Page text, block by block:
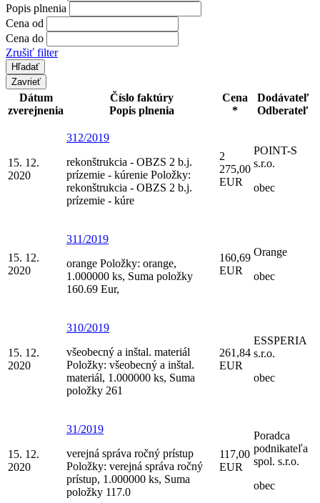
Popis plnenia
Cena od
Cena do
Zrušiť filter
Zavrieť
Dátum
zverejnenia
Číslo faktúry
Popis plnenia
Cena
*
Dodávateľ
Odberateľ
15. 12.
2020
312/2019
rekonštrukcia - OBZS 2 b.j.
prízemie - kúrenie Položky:
rekonštrukcia - OBZS 2 b.j.
prízemie - kúre
2
275,00
EUR
POINT-S
s.r.o.
obec
15. 12.
2020
311/2019
orange Položky: orange,
1.000000 ks, Suma položky
160.69 Eur,
160,69
EUR
Orange
obec
15. 12.
2020
310/2019
všeobecný a inštal. materiál
Položky: všeobecný a inštal.
materiál, 1.000000 ks, Suma
položky 261
261,84
EUR
ESSPERIA
s.r.o.
obec
15. 12.
2020
31/2019
verejná správa ročný prístup
Položky: verejná správa ročný
prístup, 1.000000 ks, Suma
položky 117.0
117,00
EUR
Poradca
podnikateľa
spol. s.r.o.
obec